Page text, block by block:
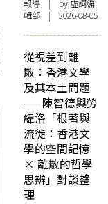
報導 | by 虛詞編
輯部 | 2026-08-05
從視差到離
散：香港文學
及其本土問題
——陳智德與勞
緯洛「根著與
流徙：香港文
學的空間記憶
× 離散的哲學
思辨」對談整
理